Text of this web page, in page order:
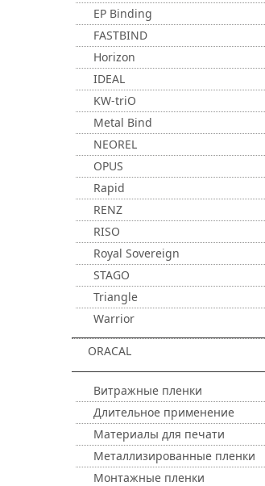
EP Binding
FASTBIND
Horizon
IDEAL
KW-triO
Metal Bind
NEOREL
OPUS
Rapid
RENZ
RISO
Royal Sovereign
STAGO
Triangle
Warrior
ORACAL
Витражные пленки
Длительное применение
Материалы для печати
Металлизированные пленки
Монтажные пленки